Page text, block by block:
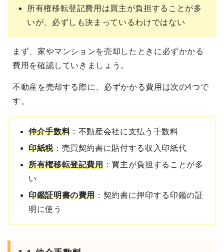
所有権移転登記費用は買主が負担することが多
いが、必ずしも決まっているわけではない
まず、家やマンションを売却したときに必ずかかる
費用を確認していきましょう。
不動産を売却する際に、必ずかかる費用は次の4つで
す。
仲介手数料：不動産会社に支払う手数料
印紙税：売買契約書に貼付する収入印紙代
所有権移転登記費用：買主が負担することが多
い
印鑑証明書の費用 ：契約書に押印する印鑑の証
明に使う